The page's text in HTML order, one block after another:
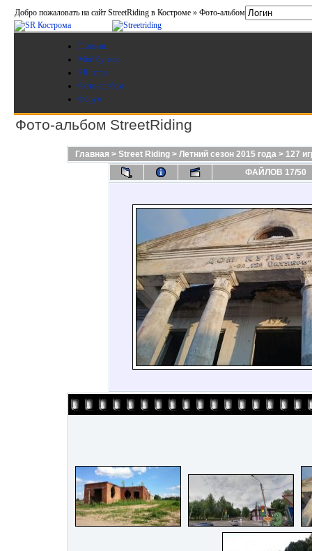
Добро пожаловать на сайт StreetRiding в Костроме » Фото-альбом
Главная
Мой бункер
SR игры
Фото-альбом
Форум
Фото-альбом StreetRiding
Главная > Street Riding> Летний сезон 2015 года> 127
ФАЙЛОВ 17/50